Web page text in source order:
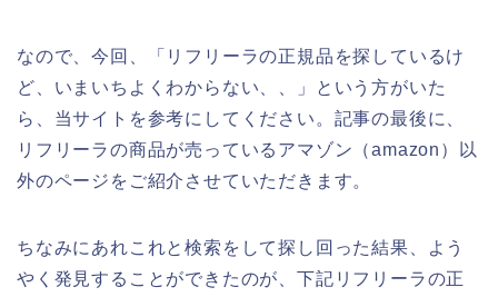
なので、今回、「リフリーラの正規品を探しているけ
ど、いまいちよくわからない、、」という方がいた
ら、当サイトを参考にしてください。記事の最後に、
リフリーラの商品が売っているアマゾン（amazon）以
外のページをご紹介させていただきます。
ちなみにあれこれと検索をして探し回った結果、よう
やく発見することができたのが、下記リフリーラの正